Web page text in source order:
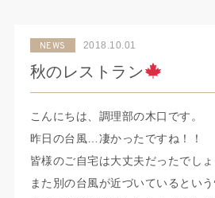
NEWS 2018.10.01
秋のレストラン
こんにちは、調理部の木口です。
昨日の台風…凄かったですね！！
皆様のご自宅は大丈夫だったでし
また別の台風が近づいているという